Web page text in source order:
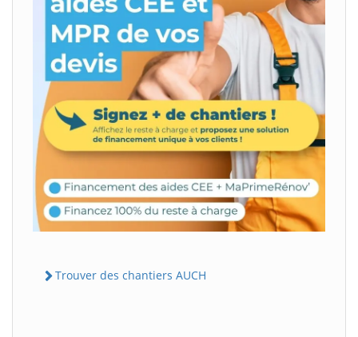
Trouver des chantiers AUCH